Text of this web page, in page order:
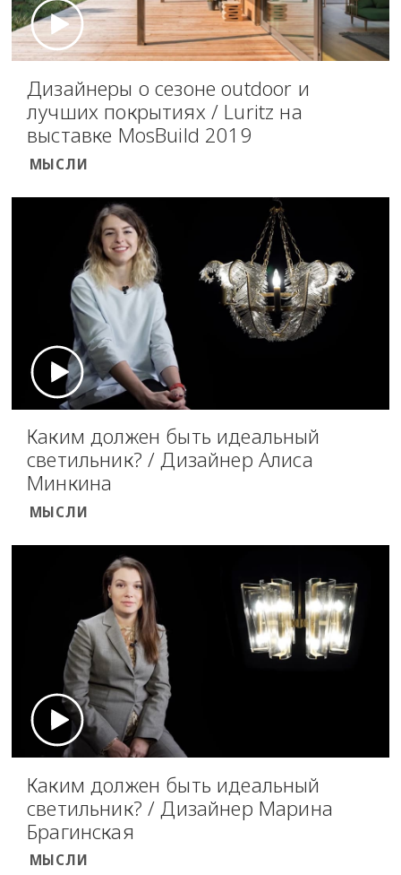
Дизайнеры о сезоне outdoor и
лучших покрытиях / Luritz на
выставке MosBuild 2019
МЫСЛИ
Каким должен быть идеальный
светильник? / Дизайнер Алиса
Минкина
МЫСЛИ
Каким должен быть идеальный
светильник? / Дизайнер Марина
Брагинская
МЫСЛИ